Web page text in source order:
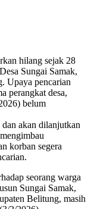
hilang sejak 28
Sungai Samak,
Upaya pencarian
perangkat desa,
belum
dan akan dilanjutkan
korban segera
seorang warga
Sungai Samak,
Belitung, masih